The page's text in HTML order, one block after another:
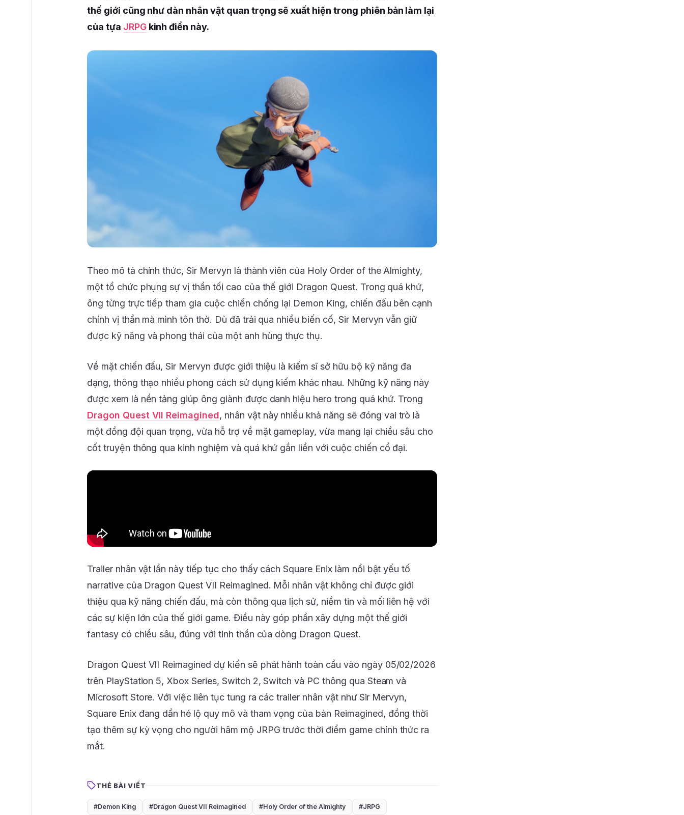
thế giới cũng như dàn nhân vật quan trọng sẽ xuất hiện trong phiên bản làm lại
của tựa JRPGkinh điển này.
Theo mô tả chính thức, Sir Mervyn là thành viên của Holy Order of the Almighty,
một tổ chức phụng sự vị thần tối cao của thế giới Dragon Quest. Trong quá khứ,
ông từng trực tiếp tham gia cuộc chiến chống lại Demon King, chiến đấu bên cạnh
chính vị thần mà mình tôn thờ. Dù đã trải qua nhiều biến cố, Sir Mervyn vẫn giữ
được kỹ năng và phong thái của một anh hùng thực thụ.
Về mặt chiến đấu, Sir Mervyn được giới thiệu là kiếm sĩ sở hữu bộ kỹ năng đa
dạng, thông thạo nhiều phong cách sử dụng kiếm khác nhau. Những kỹ năng này
được xem là nền tảng giúp ông giành được danh hiệu hero trong quá khứ. Trong
Dragon Quest VII Reimagined, nhân vật này nhiều khả năng sẽ đóng vai trò là
một đồng đội quan trọng, vừa hỗ trợ về mặt gameplay, vừa mang lại chiều sâu cho
cốt truyện thông qua kinh nghiệm và quá khứ gắn liền với cuộc chiến cổ đại.
Trailer nhân vật lần này tiếp tục cho thấy cách Square Enix làm nổi bật yếu tố
narrative của Dragon Quest VII Reimagined. Mỗi nhân vật không chỉ được giới
thiệu qua kỹ năng chiến đấu, mà còn thông qua lịch sử, niềm tin và mối liên hệ với
các sự kiện lớn của thế giới game. Điều này góp phần xây dựng một thế giới
fantasy có chiều sâu, đúng với tinh thần của dòng Dragon Quest.
Dragon Quest VII Reimagined dự kiến sẽ phát hành toàn cầu vào ngày 05/02/2026
trên PlayStation 5, Xbox Series, Switch 2, Switch và PC thông qua Steam và
Microsoft Store. Với việc liên tục tung ra các trailer nhân vật như Sir Mervyn,
Square Enix đang dần hé lộ quy mô và tham vọng của bản Reimagined, đồng thời
tạo thêm sự kỳ vọng cho người hâm mộ JRPG trước thời điểm game chính thức ra
mắt.
THẺ BÀI VIẾT
#Demon King #Dragon Quest VII Reimagined #Holy Order of the Almighty #JRPG